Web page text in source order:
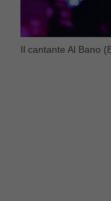
Il cantante Al Bano